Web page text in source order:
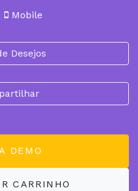
Mobile
Desejos
DEMO
CARRINHO